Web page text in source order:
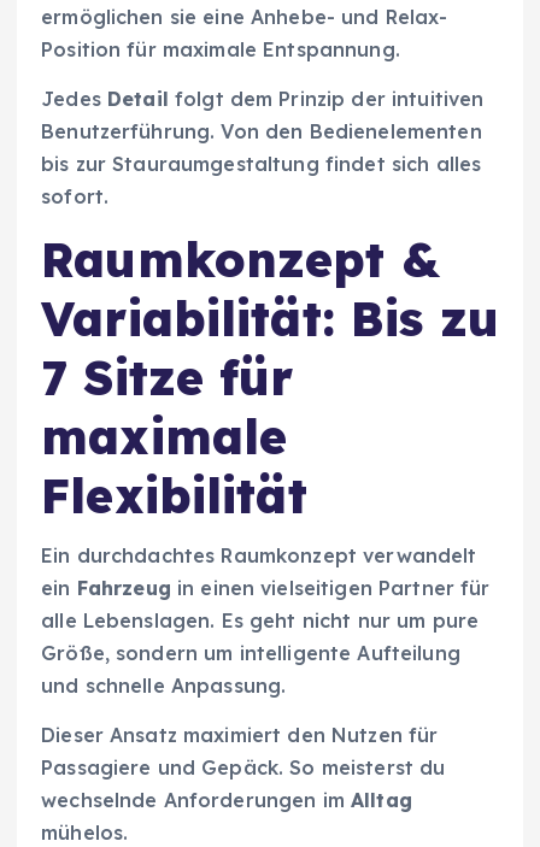
ermöglichen sie eine Anhebe- und Relax-
Position für maximale Entspannung.
Jedes Detail folgt dem Prinzip der intuitiven
Benutzerführung. Von den Bedienelementen
bis zur Stauraumgestaltung findet sich alles
sofort.
Raumkonzept &
Variabilität: Bis zu
7 Sitze für
maximale
Flexibilität
Ein durchdachtes Raumkonzept verwandelt
ein Fahrzeug in einen vielseitigen Partner für
alle Lebenslagen. Es geht nicht nur um pure
Größe, sondern um intelligente Aufteilung
und schnelle Anpassung.
Dieser Ansatz maximiert den Nutzen für
Passagiere und Gepäck. So meisterst du
wechselnde Anforderungen imAlltag
mühelos.